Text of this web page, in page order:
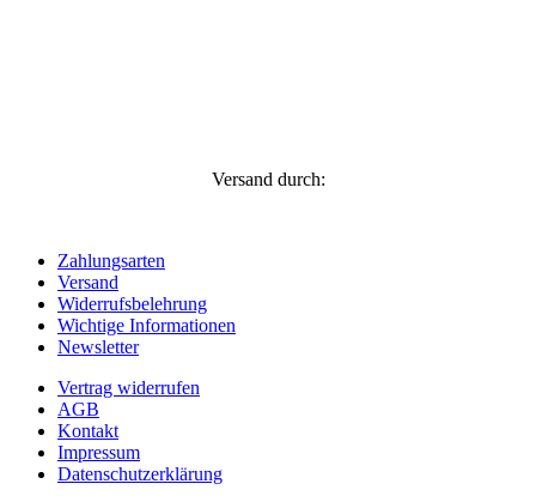
Versand durch:
Zahlungsarten
Versand
Widerrufsbelehrung
Wichtige Informationen
Newsletter
Vertrag widerrufen
AGB
Kontakt
Impressum
Datenschutzerklärung